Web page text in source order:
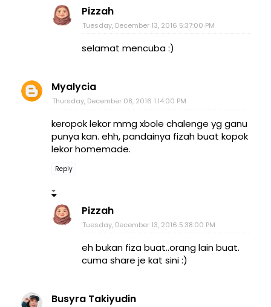
Pizzah
Tuesday, December 13, 2016 5:37:00 PM
selamat mencuba :)
Myalycia
Thursday, December 08, 2016 1:14:00 PM
keropok lekor mmg xbole chalenge yg ganu
punya kan. ehh, pandainya fizah buat kopok
lekor homemade.
Reply
Pizzah
Tuesday, December 13, 2016 5:38:00 PM
eh bukan fiza buat..orang lain buat.
cuma share je kat sini :)
Busyra Takiyudin